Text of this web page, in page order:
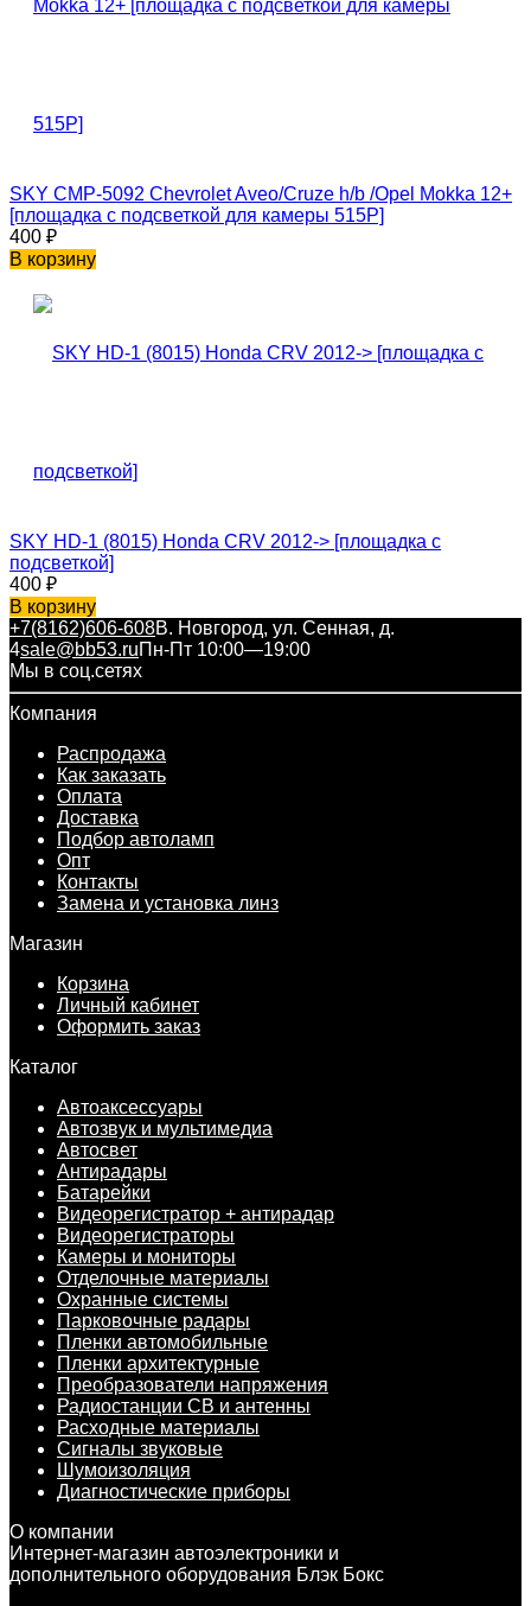
SKY CMP-5092 Chevrolet Aveo/Cruze h/b /Opel Mokka 12+
[площадка с подсветкой для камеры 515P]
400 ₽
В корзину
SKY HD-1 (8015) Honda CRV 2012-> [площадка с
подсветкой]
400 ₽
В корзину
+7(8162)606-608В. Новгород, ул. Сенная, д.
4sale@bb53.ruПн-Пт 10:00—19:00
Мы в соц.сетях
Компания
Распродажа
Как заказать
Оплата
Доставка
Подбор автоламп
Опт
Контакты
Замена и установка линз
Магазин
Корзина
Личный кабинет
Оформить заказ
Каталог
Автоаксессуары
Автозвук и мультимедиа
Автосвет
Антирадары
Батарейки
Видеорегистратор + антирадар
Видеорегистраторы
Камеры и мониторы
Отделочные материалы
Охранные системы
Парковочные радары
Пленки автомобильные
Пленки архитектурные
Преобразователи напряжения
Радиостанции CB и антенны
Расходные материалы
Сигналы звуковые
Шумоизоляция
Диагностические приборы
О компании
Интернет-магазин автоэлектроники и
дополнительного оборудования Блэк Бокс